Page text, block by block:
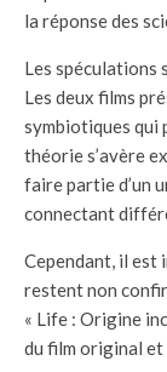
la réponse des
Les spéculations
Les deux films
symbiotiques qui
théorie s’avère
faire partie d’un
connectant
Cependant, il est
restent non
« Life : Origine
du film original et